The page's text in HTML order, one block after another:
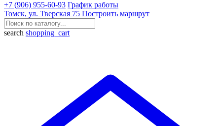
+7 (906) 955-60-93 График работы
Томск, ул. Тверская 75 Построить маршрут
search shopping_cart